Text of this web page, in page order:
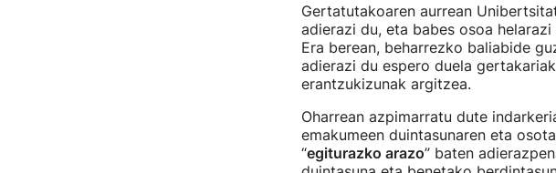
Gertatutakoaren aurrean
adierazi du, eta babes osoa
Era berean, beharrezko baliabide
adierazi du espero duela
erantzukizunak argitzea.
Oharrean azpimarratu dute
emakumeen duintasunaren eta
“egiturazko arazo” baten